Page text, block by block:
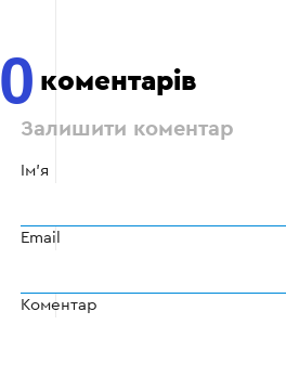
0 коментарів
Залишити коментар
Ім'я
Email
Коментар